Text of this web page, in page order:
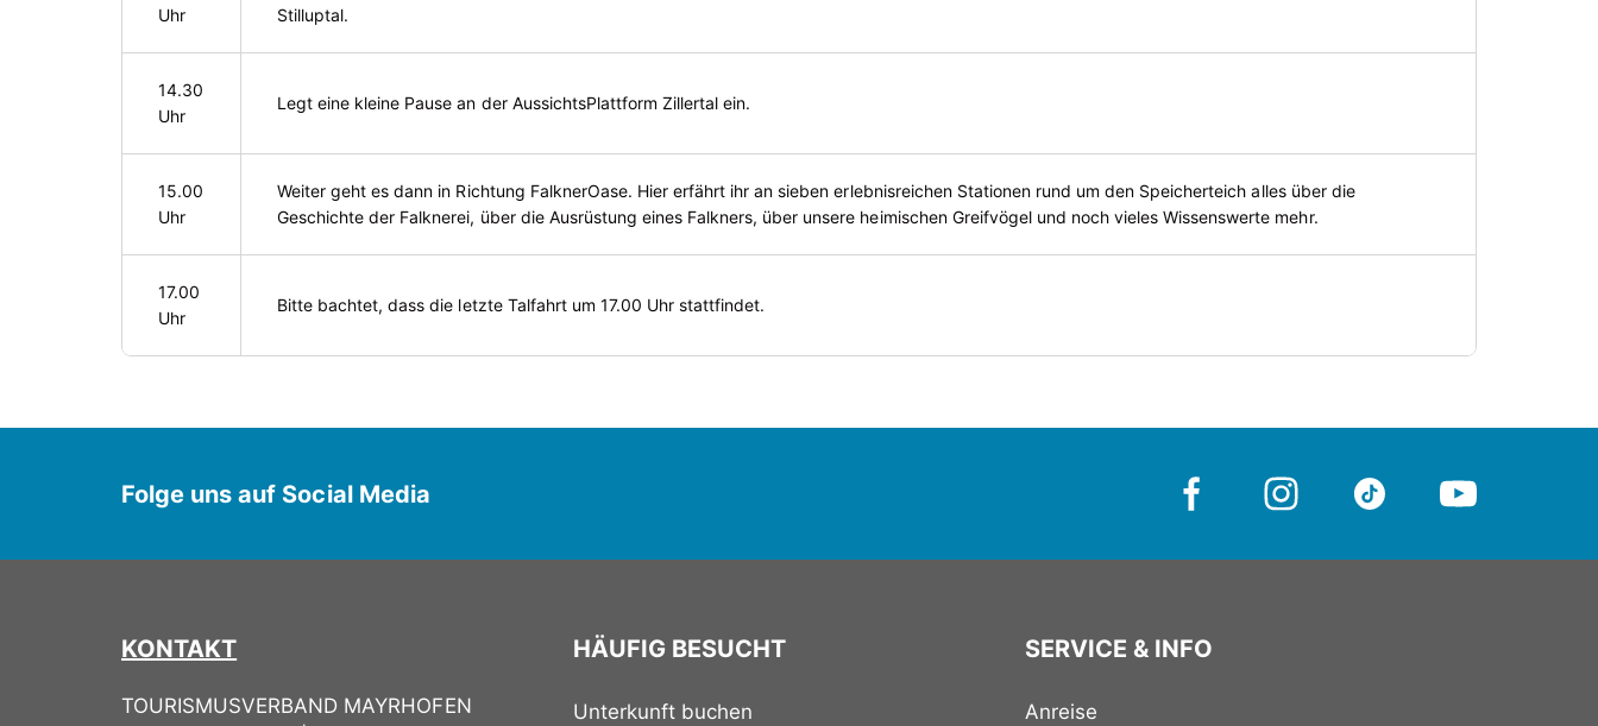
Uhr
Stilluptal.
14.30
Uhr
Legt eine kleine Pause an der AussichtsPlattform Zillertal ein.
15.00
Uhr
Weiter geht es dann in Richtung FalknerOase. Hier erfährt ihr an sieben erlebnisreichen Stationen rund um den Speicherteich alles über die
Geschichte der Falknerei, über die Ausrüstung eines Falkners, über unsere heimischen Greifvögel und noch vieles Wissenswerte mehr.
17.00
Uhr
Bitte bachtet, dass die letzte Talfahrt um 17.00 Uhr stattfindet.
Folge uns auf Social Media
KONTAKT
TOURISMUSVERBAND MAYRHOFEN
HÄUFIG BESUCHT
Unterkunft buchen
SERVICE & INFO
Anreise